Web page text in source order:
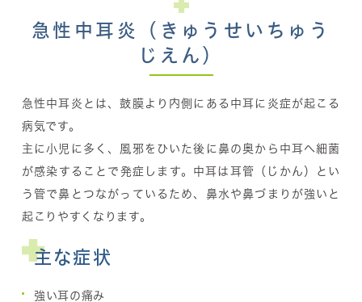
急性中耳炎（きゅうせいちゅう
じえん）
急性中耳炎とは、鼓膜より内側にある中耳に炎症が起こる
病気です。
主に小児に多く、風邪をひいた後に鼻の奥から中耳へ細菌
が感染することで発症します。中耳は耳管（じかん）とい
う管で鼻とつながっているため、鼻水や鼻づまりが強いと
起こりやすくなります。
主な症状
強い耳の痛み